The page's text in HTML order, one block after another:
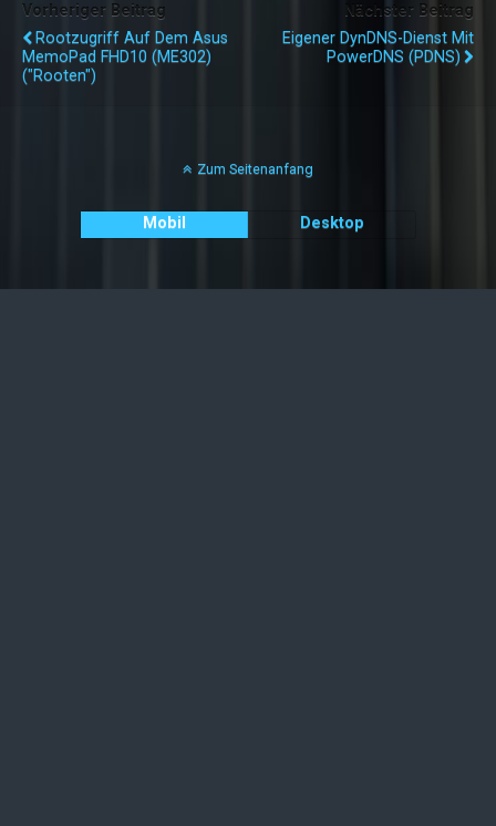
Vorheriger Beitrag
Rootzugriff Auf Dem Asus
MemoPad FHD10 (ME302)
("rooten")
Nächster Beitrag
Eigener DynDNS-Dienst Mit
PowerDNS (PDNS)
Zum Seitenanfang
Mobil Desktop